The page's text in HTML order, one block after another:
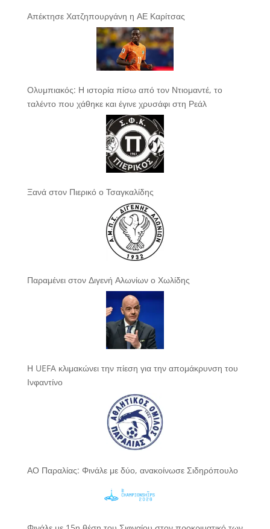
Απέκτησε Χατζηπουργάνη η ΑΕ Καρίτσας
Ολυμπιακός: Η ιστορία πίσω από τον Ντιομαντέ, το
ταλέντο που χάθηκε και έγινε χρυσάφι στη Ρεάλ
Ξανά στον Πιερικό ο Τσαγκαλίδης
Παραμένει στον Διγενή Αλωνίων ο Χωλίδης
Η UEFA κλιμακώνει την πίεση για την απομάκρυνση του
Ινφαντίνο
ΑΟ Παραλίας: Φινάλε με δύο, ανακοίνωσε Σιδηρόπουλο